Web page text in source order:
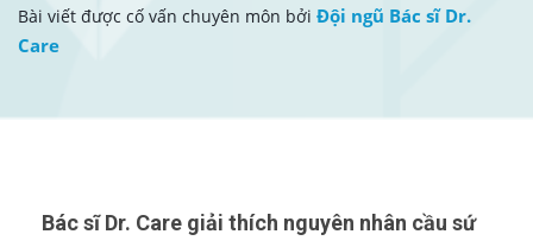
Bài viết được cố vấn chuyên môn bởi Đội ngũ Bác sĩ Dr.
Care
Bác sĩ Dr. Care giải thích nguyên nhân cầu sứ